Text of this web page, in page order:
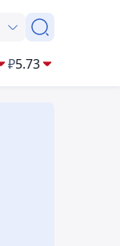
₽5.73